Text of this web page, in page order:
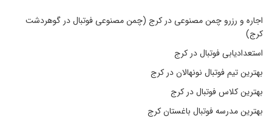
اجاره و رزرو چمن مصنوعی در کرج (چمن مصنوعی فوتبال در گوهردشت
کرج)
استعدادیابی فوتبال در کرج
بهترین تیم فوتبال نونهالان در کرج
بهترین کلاس فوتبال در کرج
بهترین مدرسه فوتبال باغستان کرج